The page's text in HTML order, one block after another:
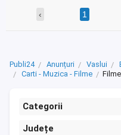
‹ 1
Publi24 Anunțuri Vaslui
Carti - Muzica - Filme
Filme
Categorii
Județe